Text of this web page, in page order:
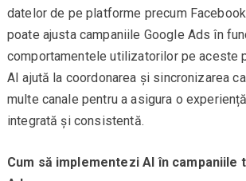
datelor de pe platforme precum
poate ajusta campaniile Google Ads în
comportamentele utilizatorilor pe aceste
AI ajută la coordonarea și sincronizarea
multe canale pentru a asigura o
integrată și consistentă.
Cum să implementezi AI în campaniile